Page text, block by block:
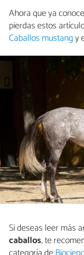
Ahora que ya
pierdas estos
Caballos mustangy
Si deseas leer más
caballos, te